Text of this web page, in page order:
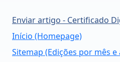
Enviar artigo - Certificado
Início (Homepage)
Sitemap (Edições por mês e